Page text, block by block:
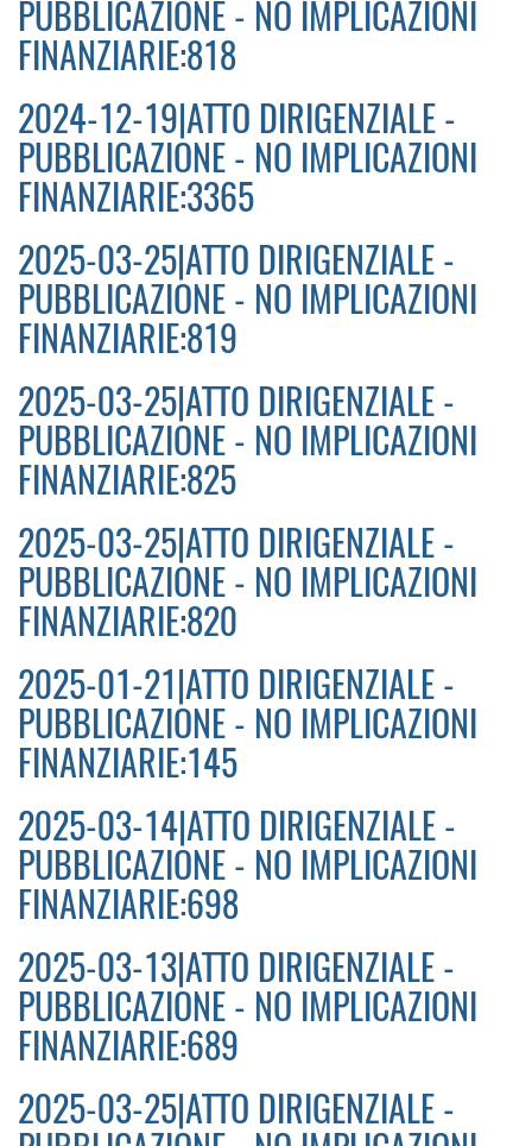
PUBBLICAZIONE - NO IMPLICAZIONI
FINANZIARIE:818
2024-12-19|ATTO DIRIGENZIALE -
PUBBLICAZIONE - NO IMPLICAZIONI
FINANZIARIE:3365
2025-03-25|ATTO DIRIGENZIALE -
PUBBLICAZIONE - NO IMPLICAZIONI
FINANZIARIE:819
2025-03-25|ATTO DIRIGENZIALE -
PUBBLICAZIONE - NO IMPLICAZIONI
FINANZIARIE:825
2025-03-25|ATTO DIRIGENZIALE -
PUBBLICAZIONE - NO IMPLICAZIONI
FINANZIARIE:820
2025-01-21|ATTO DIRIGENZIALE -
PUBBLICAZIONE - NO IMPLICAZIONI
FINANZIARIE:145
2025-03-14|ATTO DIRIGENZIALE -
PUBBLICAZIONE - NO IMPLICAZIONI
FINANZIARIE:698
2025-03-13|ATTO DIRIGENZIALE -
PUBBLICAZIONE - NO IMPLICAZIONI
FINANZIARIE:689
2025-03-25|ATTO DIRIGENZIALE -